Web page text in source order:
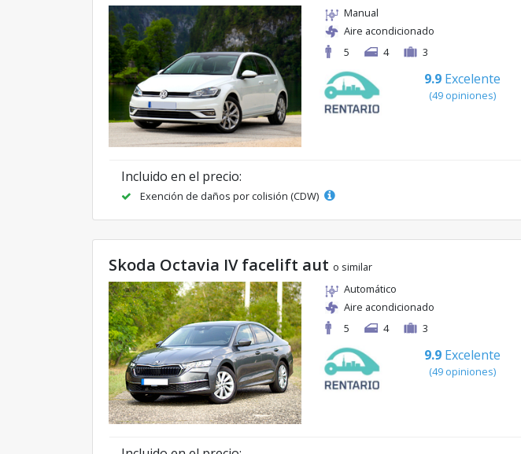
Manual
Aire acondicionado
5
4 3
9.9 Excelente
(49 opiniones)
Incluido en el precio:
Exención de daños por colisión (CDW)
Skoda Octavia IV facelift aut o similar
Automático
Aire acondicionado
5
4 3
9.9 Excelente
(49 opiniones)